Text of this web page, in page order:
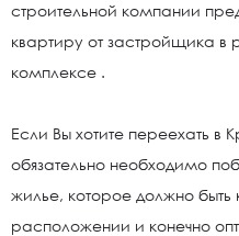
строительной компании
квартиру от застройщика
комплексе .
Если Вы хотите переехать
обязательно необходимо
жилье, которое должно
расположении и конечно